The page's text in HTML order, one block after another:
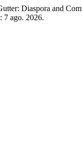
Diaspora and
7 ago. 2026.